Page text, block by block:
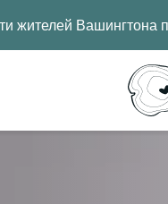
жителей Вашингтона